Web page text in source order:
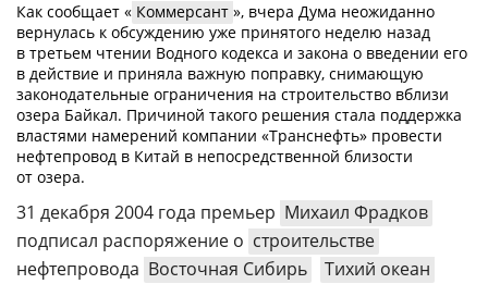
Как сообщает « Коммерсант », вчера Дума неожиданно
вернулась к обсуждению уже принятого неделю назад
в третьем чтении Водного кодекса и закона о введении его
в действие и приняла важную поправку, снимающую
законодательные ограничения на строительство вблизи
озера Байкал. Причиной такого решения стала поддержка
властями намерений компании «Транснефть» провести
нефтепровод в Китай в непосредственной близости
от озера.
31 декабря 2004 года премьер Михаил Фрадков
подписал распоряжение о строительстве
нефтепровода Восточная Сибирь
Тихий океан